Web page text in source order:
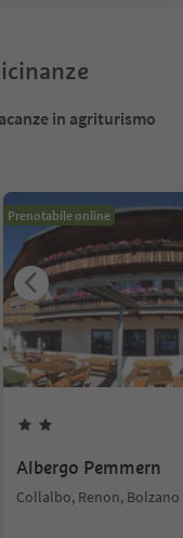
in agriturismo
Prenotabile online
Albergo Pemmern
Collalbo, Renon,